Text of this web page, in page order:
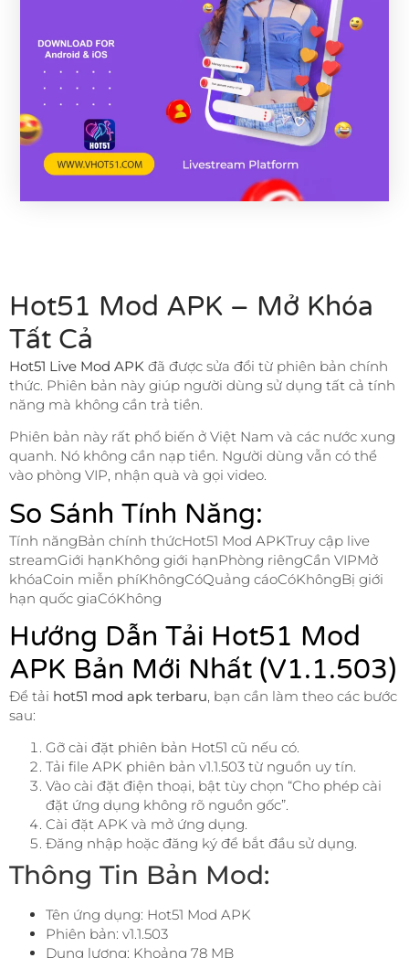
Hot51 Mod APK – Mở Khóa
Tất Cả
Hot51 Live Mod APK đã được sửa đổi từ phiên bản chính
thức. Phiên bản này giúp người dùng sử dụng tất cả tính
năng mà không cần trả tiền.
Phiên bản này rất phổ biến ở Việt Nam và các nước xung
quanh. Nó không cần nạp tiền. Người dùng vẫn có thể
vào phòng VIP, nhận quà và gọi video.
So Sánh Tính Năng:
Tính năngBản chính thứcHot51 Mod APKTruy cập live
streamGiới hạnKhông giới hạnPhòng riêngCần VIPMở
khóaCoin miễn phíKhôngCóQuảng cáoCóKhôngBị giới
hạn quốc giaCóKhông
Hướng Dẫn Tải Hot51 Mod
APK Bản Mới Nhất (v1.1.503)
Để tải hot51 mod apk terbaru, bạn cần làm theo các bước
sau:
Gỡ cài đặt phiên bản Hot51 cũ nếu có.
Tải file APK phiên bản v1.1.503 từ nguồn uy tín.
Vào cài đặt điện thoại, bật tùy chọn “Cho phép cài
đặt ứng dụng không rõ nguồn gốc”.
Cài đặt APK và mở ứng dụng.
Đăng nhập hoặc đăng ký để bắt đầu sử dụng.
Thông Tin Bản Mod:
Tên ứng dụng: Hot51 Mod APK
Phiên bản: v1.1.503
Dung lượng: Khoảng 78 MB